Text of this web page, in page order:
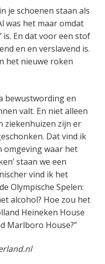
je schoenen staan als
was het maar omdat
is. En dat voor een stof
en en verslavend is.
het nieuwe roken
bewustwording en
valt. En niet alleen
ziekenhuizen zijn er
Dat vind ik
omgeving waar het
staan we een
vind ik het
Olympische Spelen:
alcohol? Hoe zou het
Heineken House
Marlboro House?”